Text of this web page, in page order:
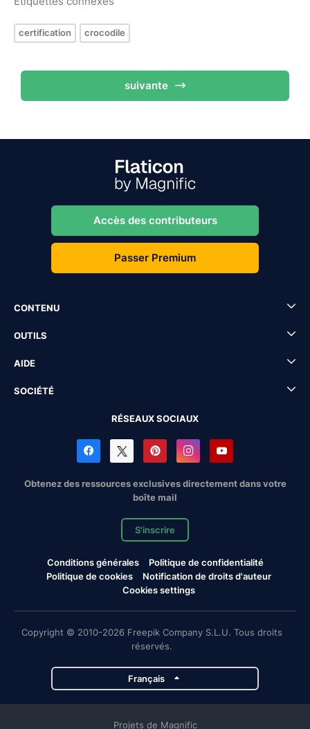
certification crocodile
suivante
Accès des contributeurs
Passer Premium
CONTENU
OUTILS
AIDE
SOCIÉTÉ
RÉSEAUX SOCIAUX
Obtenez des ressources exclusives directement dans votre
boîte mail
S'inscrire
Conditions générales
Politique de confidentialité
Politique de cookies
Notification de droits d'auteur
Cookies settings
Copyright © 2010-2026 Freepik Company S.L.U. Tous droits
réservés.
Français
Projets de Magnific